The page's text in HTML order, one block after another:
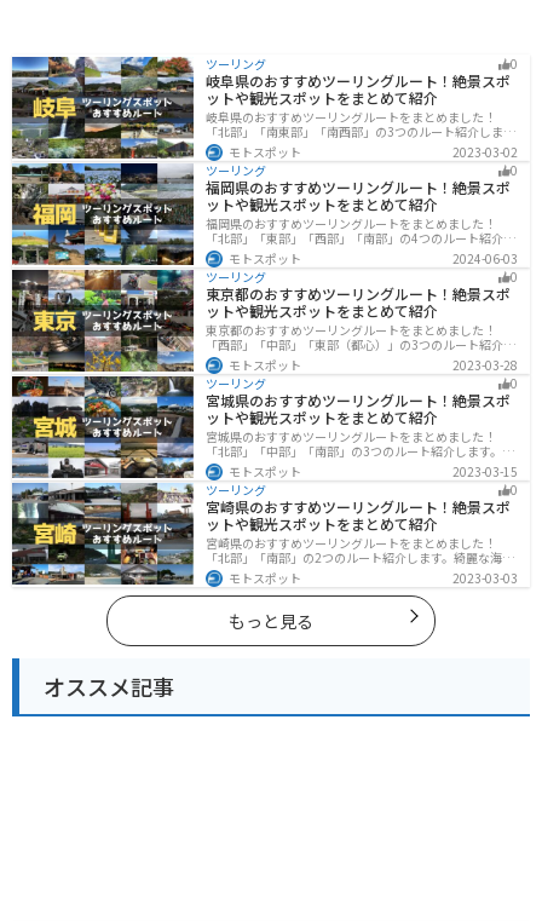
ツーリング 0
岐阜県のおすすめツーリングルート！絶景スポ
ットや観光スポットをまとめて紹介
岐阜県のおすすめツーリングルートをまとめました！
「北部」「南東部」「南西部」の3つのルート紹介しま
す。自然豊かな山が充実しており、山を生かした施設や
グルメ、絶景スポットなど、自然を満喫するツーリング
ができます。バイクで岐阜県にツーリングに行く際は参
考にしてください。
モトスポット
2023-03-02
ツーリング
0
福岡県のおすすめツーリングルート！絶景スポ
ットや観光スポットをまとめて紹介
福岡県のおすすめツーリングルートをまとめました！
「北部」「東部」「西部」「南部」の4つのルート紹介し
ます。豊かな自然から歴史ある名所、グルメまで多彩な
魅力が詰まっており、様々な楽しみ方ができます。バイ
クで福岡県にツーリングに行く際は参考にしてくださ
い。
モトスポット
2024-06-03
ツーリング
0
東京都のおすすめツーリングルート！絶景スポ
ットや観光スポットをまとめて紹介
東京都のおすすめツーリングルートをまとめました！
「西部」「中部」「東部（都心）」の3つのルート紹介し
ます。西に行けば奥多摩の自然、東に行けば都心スポッ
トと、自然も街も楽しめるスポットが多数あります。バ
イクで東京都にツーリングに行く際は参考にしてくださ
い。
モトスポット
2023-03-28
ツーリング
0
宮城県のおすすめツーリングルート！絶景スポ
ットや観光スポットをまとめて紹介
宮城県のおすすめツーリングルートをまとめました！
「北部」「中部」「南部」の3つのルート紹介します。キ
ツネ村や広大な山や滝、湖などを歴史や自然を満喫する
ツーリングができます。バイクで宮城県にツーリングに
行く際は参考にしてください。
モトスポット
2023-03-15
ツーリング
0
宮崎県のおすすめツーリングルート！絶景スポ
ットや観光スポットをまとめて紹介
宮崎県のおすすめツーリングルートをまとめました！
「北部」「南部」の2つのルート紹介します。綺麗な海岸
線が特徴的な海・自然豊かな山・趣のある神社を満喫す
るツーリングができます。バイクで宮崎県にツーリング
に行く際は参考にしてください。
モトスポット 2023-03-03
もっと見る
オススメ記事